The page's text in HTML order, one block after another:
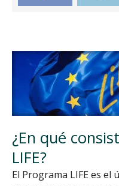
¿En qué
LIFE?
El Programa LIFE es